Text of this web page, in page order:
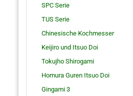
SPC Serie
TUS Serie
Chinesische Kochmesser
Keijiro und Itsuo Doi
Tokujho Shirogami
Homura Guren Itsuo Doi
Gingami 3